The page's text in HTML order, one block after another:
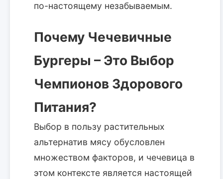
по-настоящему незабываемым.
Почему Чечевичные
Бургеры – Это Выбор
Чемпионов Здорового
Питания?
Выбор в пользу растительных
альтернатив мясу обусловлен
множеством факторов, и чечевица в
этом контексте является настоящей